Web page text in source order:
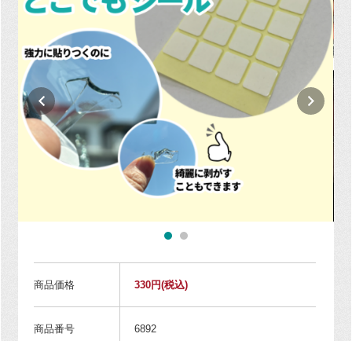
商品価格 330円(税込)
商品番号 6892